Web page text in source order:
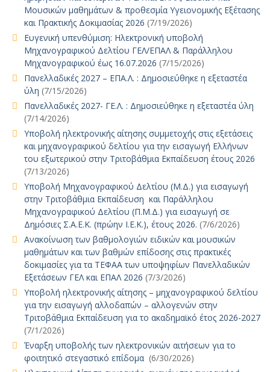
Μουσικών μαθημάτων & προθεσμία Υγειονομικής Εξέτασης
και Πρακτικής Δοκιμασίας 2026 (7/19/2026)
Ευγενική υπενθύμιση: Ηλεκτρονική υποβολή
Μηχανογραφικού Δελτίου ΓΕΛ/ΕΠΑΛ & Παράλληλου
Μηχανογραφικού έως 16.07.2026 (7/15/2026)
Πανελλαδικές 2027 – ΕΠΑ.Λ. : Δημοσιεύθηκε η εξεταστέα
ύλη (7/15/2026)
Πανελλαδικές 2027- ΓΕ.Λ. : Δημοσιεύθηκε η εξεταστέα ύλη
(7/14/2026)
Υποβολή ηλεκτρονικής αίτησης συμμετοχής στις εξετάσεις
και μηχανογραφικού δελτίου για την εισαγωγή Ελλήνων
του εξωτερικού στην Τριτοβάθμια Εκπαίδευση έτους 2026
(7/13/2026)
Υποβολή Μηχανογραφικού Δελτίου (Μ.Δ.) για εισαγωγή
στην Τριτοβάθμια Εκπαίδευση και Παράλληλου
Μηχανογραφικού Δελτίου (Π.Μ.Δ.) για εισαγωγή σε
Δημόσιες Σ.Α.Ε.Κ. (πρώην Ι.Ε.Κ.), έτους 2026. (7/6/2026)
Ανακοίνωση των βαθμολογιών ειδικών και μουσικών
μαθημάτων και των βαθμών επίδοσης στις πρακτικές
δοκιμασίες για τα ΤΕΦΑΑ των υποψηφίων Πανελλαδικών
Εξετάσεων ΓΕΛ και ΕΠΑΛ 2026 (7/3/2026)
Υποβολή ηλεκτρονικής αίτησης – μηχανογραφικού δελτίου
για την εισαγωγή αλλοδαπών – αλλογενών στην
Τριτοβάθμια Εκπαίδευση για το ακαδημαϊκό έτος 2026-2027
(7/1/2026)
Έναρξη υποβολής των ηλεκτρονικών αιτήσεων για το
φοιτητικό στεγαστικό επίδομα (6/30/2026)